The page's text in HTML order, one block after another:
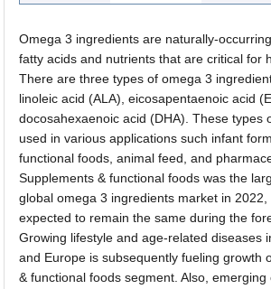
Omega 3 ingredients are naturally-
fatty acids and nutrients that are critical for
There are three types of omega 3
linoleic acid (ALA), eicosapentaenoic acid
docosahexaenoic acid (DHA). These types
used in various applications such infant
functional foods, animal feed, and
Supplements & functional foods was the
global omega 3 ingredients market in
expected to remain the same during the
Growing lifestyle and age-related diseases
and Europe is subsequently fueling growth
& functional foods segment. Also, emerging